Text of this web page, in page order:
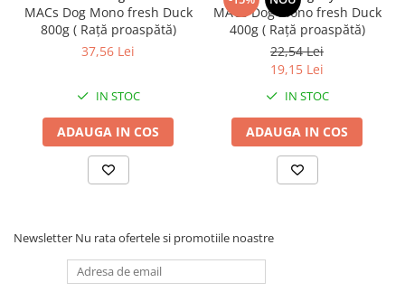
circumstanțele individuale ale câinelui (zona de exercițiu,
nivelul de activitate, rasă, metabolism, perioada anului).
Recomandăm verificări periodice ale greutății.
MACs Dog Mono fresh Duck
800g ( Rață proaspătă)
37,56 Lei
IN STOC
ADAUGA IN COS
MACs Dog Mono fresh Duck
400g ( Rață proaspătă)
22,54 Lei
19,15 Lei
IN STOC
ADAUGA IN COS
Newsletter Nu rata ofertele si promotiile noastre